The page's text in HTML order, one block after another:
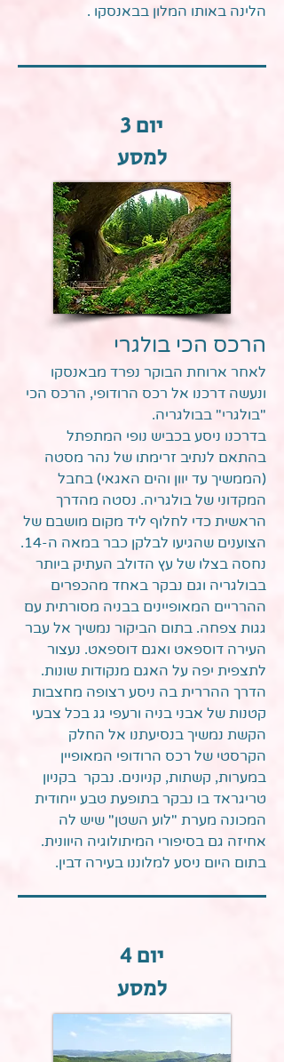
הלינה באותו המלון בבאנסקו .
יום 3
למסע
הרכס הכי בולגרי
לאחר ארוחת הבוקר נפרד מבאנסקו
ונעשה דרכנו אל רכס הרודופי, הרכס הכי
"בולגרי" בבולגריה.
בדרכנו ניסע בכביש נופי המתפתל
בהתאם לנתיב זרימתו של נהר מסטה
(הממשיך עד יוון והים האגאי) בחבל
המקדוני של בולגריה. נסטה מהדרך
הראשית כדי לחלוף ליד מקום מושבם של
הצוענים שהגיעו לבלקן כבר במאה ה-14.
נחסה בצלו של עץ הדולב העתיק ביותר
בבולגריה וגם נבקר באחד מהכפרים
ההרריים המאופיינים בבניה מסורתית עם
גגות צפחה. בתום הביקור נמשיך אל עבר
העירה דוספאט ואגם דוספאט. נעצור
לתצפית יפה על האגם מנקודות שונות.
הדרך ההררית בה ניסע רצופה מחצבות
קטנות של אבני בניה ורעפי גג בכל צבעי
הקשת נמשיך בנסיעתנו אל החלק
הקרסטי של רכס הרודופי המאופיין
במערות, קשתות, קניונים. נבקר בקניון
טריגראד בו נבקר בתופעת טבע ייחודית
המכונה מערת "לוע השטן" שיש לה
אחיזה גם בסיפורי המיתולוגיה היוונית.
בתום היום ניסע למלוננו בעירה דבין.
יום 4
למסע